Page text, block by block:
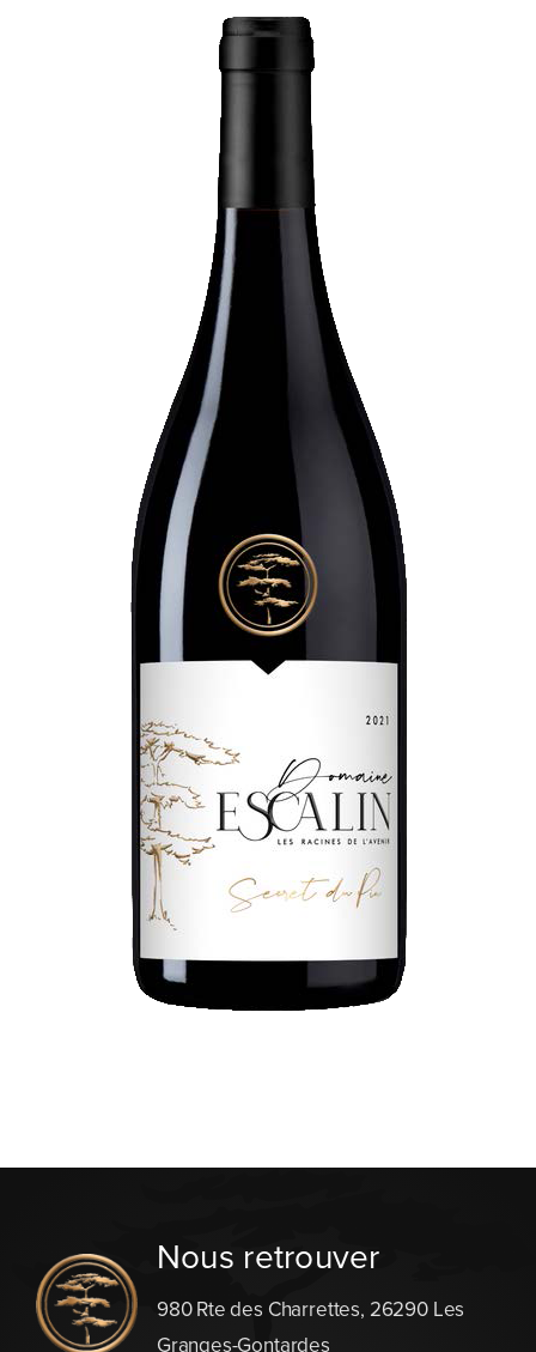
Nous retrouver
980 Rte des Charrettes, 26290 Les
Granges-Gontardes